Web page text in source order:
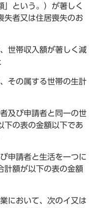
」という。）が著しく
失者又は住居喪失のお
世帯収入額が著しく減
その属する世帯の生計
及び申請者と同一の世
下の表の金額以下であ
申請者と生活を一つに
計額が以下の表の金額
において、次のイ又は